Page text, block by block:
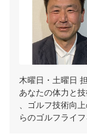
木曜日・土曜日
あなたの体力と
、ゴルフ技術向
らのゴルフライ